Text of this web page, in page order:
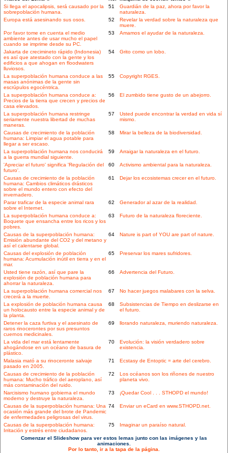
Si llega el apocalipsis, será causado por la
sobrepoblación humana.
51
Guardián de la paz, ahora por favor la
naturaleza.
Europa está asesinando sus osos.
52
Revelar la verdad sobre la naturaleza que
muere.
Por favor tome en cuenta el medio
ambiente antes de usar mucho el papel
cuando se imprime desde su PC.
53 Amamos el ayudar de la naturaleza.
Jakarta de crecimineto rápido (Indonesia)
es así que atestado con la gente y los
edificios a que ahogan en floodwaters
lluviosos.
54 Grito como un lobo.
La superpoblación humana conduce a las
masas anónimas de la gente sin
escrúpulos egocéntrica.
55 Copyright RGES.
La superpoblación humana conduce a:
Precios de la tierra que crecen y precios de
casa elevados.
56 El zumbido tiene gusto de un abejorro.
La superpoblación humana restringe
seriamente nuestra libertad de muchas
maneras.
57
Usted puede encontrar la verdad en vida sí
mismo.
Causas de crecimiento de la población
humana: Limpiar el agua potable para
llegar a ser escaso.
58 Mirar la belleza de la biodiversidad.
La superpoblación humana nos conducirá
a la guerra mundial siguiente.
59 Arraigar la naturaleza en el futuro.
'Apreciar el futuro' significa 'Regulación del
futuro'.
60 Activismo ambiental para la naturaleza.
Causas de crecimiento de la población
humana: Cambios climáticos drásticos
sobre el mundo entero con efecto del
invernadero.
61 Dejar los ecosistemas crecer en el futuro.
Parar traficar de la especie animal rara
sobre el Internet.
62 Generador al azar de la realidad.
La superpoblación humana conduce a:
Boquete que ensancha entre los ricos y los
pobres.
63 Futuro de la naturaleza floreciente.
Causas de la superpoblación humana:
Emisión abundante del CO2 y del metano y
así el calentarse global.
64 Nature is part of YOU are part of nature.
Causas del explosión de población
humana: Acumulación inútil en tierra y en el
mar.
65 Preservar los mares sufridores.
Usted tiene razón, así que pare la
explosión de población humana para
ahorrar la naturaleza.
66 Advertencia del Futuro.
La superpoblación humana comercial nos
crecerá a la muerte.
67 No hacer juegos malabares con la selva.
La explosión de población humana causa
un holocausto entre la especie animal y de
la planta.
68
Subsistencias de Tiempo en deslizarse en
el futuro.
Detener la caza furtiva y el asesinato de
raros rinocerontes por sus presuntos
cuernos medicinales.
69 llorando naturaleza, muriendo naturaleza.
La vida del mar está lentamente
ahogándose en un océano de basura de
plástico.
70
Evolución: la visión verdadero sobre
existencia.
Malasia mató a su rinoceronte salvaje
pasado en 2005.
71 Ecstasy de Entoptic = arte del cerebro.
Causas de crecimiento de la población
humana: Mucho tráfico del aeroplano, así
más contaminación del ruido.
72
Los océanos son los riñones de nuestro
planeta vivo.
Narcisismo humano gobierna el mundo
moderno y destruye la naturaleza.
73 ¡Quedar Cool . . . STHOPD el mundo!
Causas de la superpoblación humana: Una
ocasión más grande del brote de Pandemic
de enfermedades peligrosas del virus.
74 Enviar un eCard en www.STHOPD.net.
Causas de la superpoblación humana:
Irritación y estrés entre ciudadanos.
75 Imaginar un paraíso natural.
Comenzar el Slideshow para ver estos lemas junto con las imágenes y las
animaciones.
Por lo tanto, ir a la tapa de la página.